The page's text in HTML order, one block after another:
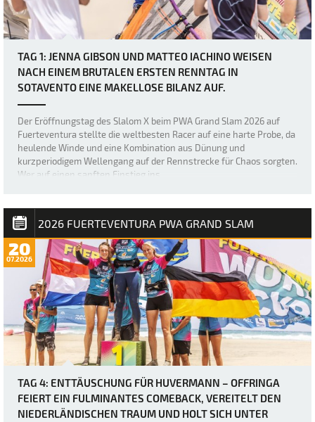
TAG 1: JENNA GIBSON UND MATTEO IACHINO WEISEN
NACH EINEM BRUTALEN ERSTEN RENNTAG IN
SOTAVENTO EINE MAKELLOSE BILANZ AUF.
Der Eröffnungstag des Slalom X beim PWA Grand Slam 2026 auf
Fuerteventura stellte die weltbesten Racer auf eine harte Probe, da
heulende Winde und eine Kombination aus Dünung und
kurzperiodigem Wellengang auf der Rennstrecke für Chaos sorgten.
Wer auf einen sanften Einstieg ins …
2026 FUERTEVENTURA PWA GRAND SLAM
20
07.2026
TAG 4: ENTTÄUSCHUNG FÜR HUVERMANN – OFFRINGA
FEIERT EIN FULMINANTES COMEBACK, VEREITELT DEN
NIEDERLÄNDISCHEN TRAUM UND HOLT SICH UNTER